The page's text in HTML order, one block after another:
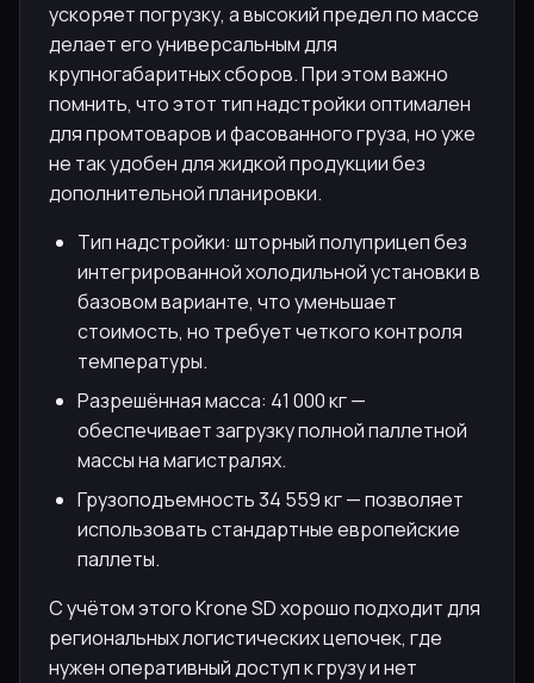
ускоряет погрузку, а высокий предел по массе
делает его универсальным для
крупногабаритных сборов. При этом важно
помнить, что этот тип надстройки оптимален
для промтоваров и фасованного груза, но уже
не так удобен для жидкой продукции без
дополнительной планировки.
Тип надстройки: шторный полуприцеп без
интегрированной холодильной установки в
базовом варианте, что уменьшает
стоимость, но требует четкого контроля
температуры.
Разрешённая масса: 41 000 кг —
обеспечивает загрузку полной паллетной
массы на магистралях.
Грузоподъемность 34 559 кг — позволяет
использовать стандартные европейские
паллеты.
С учётом этого Krone SD хорошо подходит для
региональных логистических цепочек, где
нужен оперативный доступ к грузу и нет